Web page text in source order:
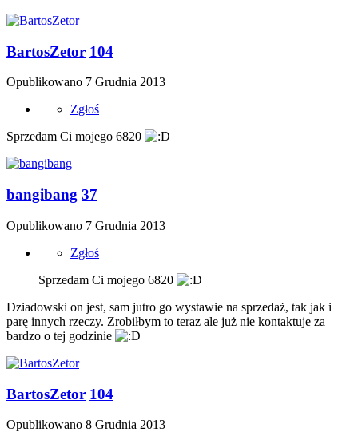
BartosZetor 104
Opublikowano 7 Grudnia 2013
Zgłoś
Sprzedam Ci mojego 6820
bangibang 37
Opublikowano 7 Grudnia 2013
Zgłoś
Sprzedam Ci mojego 6820
Dziadowski on jest, sam jutro go wystawie na sprzedaż, tak jak i
parę innych rzeczy. Zrobiłbym to teraz ale już nie kontaktuje za
bardzo o tej godzinie
BartosZetor 104
Opublikowano 8 Grudnia 2013